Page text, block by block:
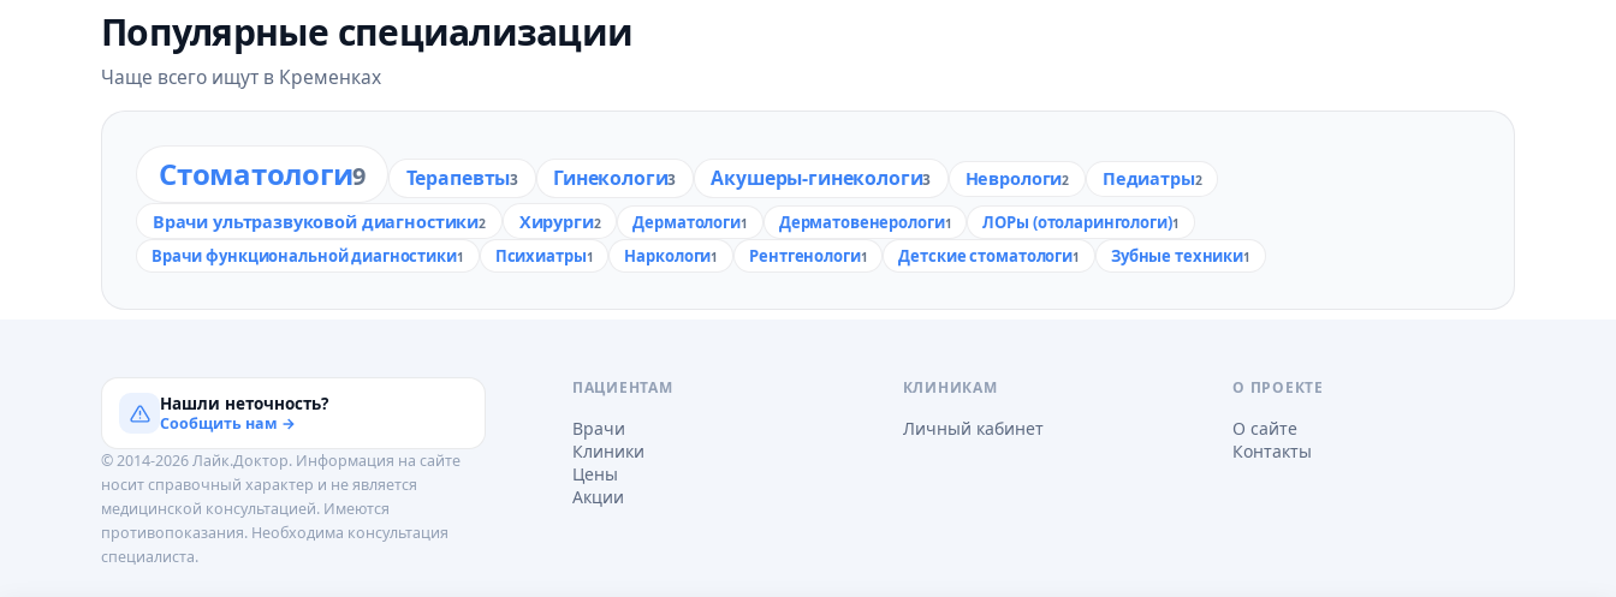
Популярные специализации
Чаще всего ищут в Кременках
Стоматологи9 Терапевты3 Гинекологи3 Акушеры-гинекологи3 Неврологи2 Педиатры2
Врачи ультразвуковой диагностики2 Хирурги2 Дерматологи1 Дерматовенерологи1 ЛОРы (отоларингологи)1
Врачи функциональной диагностики1 Психиатры1 Наркологи1 Рентгенологи1 Детские стоматологи1 Зубные техники1
Нашли неточность?
Сообщить нам →
© 2014-2026 Лайк.Доктор. Информация на сайте
носит справочный характер и не является
медицинской консультацией. Имеются
противопоказания. Необходима консультация
специалиста.
ПАЦИЕНТАМ
Врачи
Клиники
Цены
Акции
КЛИНИКАМ
Личный кабинет
О ПРОЕКТЕ
О сайте
Контакты